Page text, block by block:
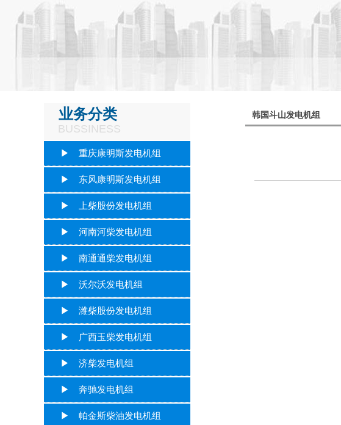
韩国斗山发电机组
业务分类
BUSSINESS
▶ 重庆康明斯发电机组
▶ 东风康明斯发电机组
▶ 上柴股份发电机组
▶ 河南河柴发电机组
▶ 南通通柴发电机组
▶ 沃尔沃发电机组
▶ 潍柴股份发电机组
▶ 广西玉柴发电机组
▶ 济柴发电机组
▶ 奔驰发电机组
▶ 帕金斯柴油发电机组